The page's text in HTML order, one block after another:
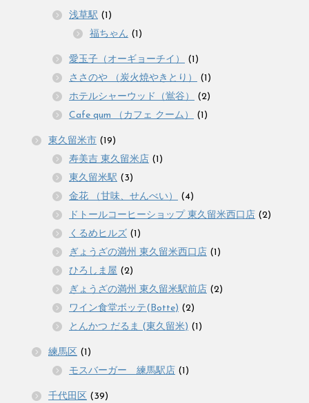
浅草駅 (1)
福ちゃん (1)
愛玉子（オーギョーチイ）
(1)
ささのや （炭火焼やきとり）
(1)
ホテルシャーウッド（鴬谷）
(2)
Cafe qum （カフェ クーム）
(1)
東久留米市 (19)
寿美吉 東久留米店 (1)
東久留米駅 (3)
金花 （甘味、せんべい）
(4)
ドトールコーヒーショップ 東久留米西口店 (2)
くるめヒルズ (1)
ぎょうざの満州 東久留米西口店 (1)
ひろしま屋 (2)
ぎょうざの満州 東久留米駅前店 (2)
ワイン食堂ボッテ(Botte) (2)
とんかつ だるま (東久留米) (1)
練馬区 (1)
モスバーガー 練馬駅店 (1)
千代田区 (39)